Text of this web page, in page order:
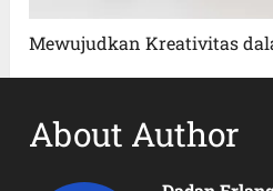
Mewujudkan Kreativitas
About Author